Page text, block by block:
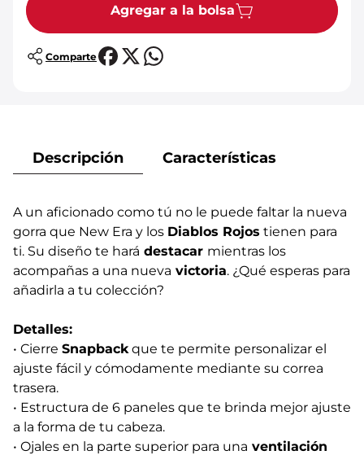
Agregar a la bolsa
Comparte
Descripción Características
A un aficionado como tú no le puede faltar la nueva
gorra que New Era y los Diablos Rojos tienen para
ti. Su diseño te hará destacar mientras los
acompañas a una nueva victoria. ¿Qué esperas para
añadirla a tu colección?
Detalles:
• Cierre Snapbackque te permite personalizar el
ajuste fácil y cómodamente mediante su correa
trasera.
• Estructura de 6 paneles que te brinda mejor ajuste
a la forma de tu cabeza.
• Ojales en la parte superior para una ventilación